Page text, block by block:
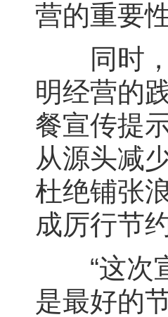
营的重要
同时，
明经营的
餐宣传提
从源头减
杜绝铺张
成厉行节
“这次宣
是最好的